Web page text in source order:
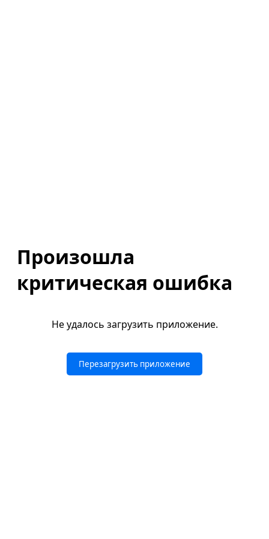
Произошла
критическая ошибка
Не удалось загрузить приложение.
Перезагрузить приложение